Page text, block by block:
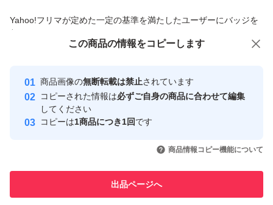
※【なまもの】のお取り寄せ商品の為、受け取り拒否、返
特徴...農家直送、訳あり
Yahoo!フリマが定めた一定の基準を満たしたユーザーにバッジを
付与しています
安心取引出品者
心・安全なユーザーです
取引実績
引を完了させた実績があります
での取引実績があります
この商品の情報をコピーします
商品画像の無断転載は禁止されています
コピーされた情報は必ずご自身の商品に合わせて編集
してください
コピーは1商品につき1回です
商品情報コピー機能について
出品ページへ
この商品をみている人にオススメ